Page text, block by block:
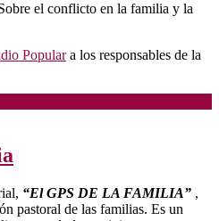
el conflicto en la familia y la
Populara los responsables de la
“El GPS DE LA FAMILIA” ,
pastoral de las familias. Es un